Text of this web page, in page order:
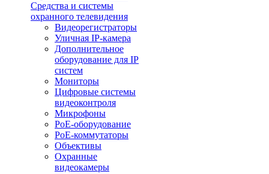
Средства и системы
охранного телевидения
Видеорегистраторы
Уличная IP-камера
Дополнительное
оборудование для IP
систем
Мониторы
Цифровые системы
видеоконтроля
Микрофоны
PoE-оборудование
PoE-коммутаторы
Объективы
Охранные
видеокамеры